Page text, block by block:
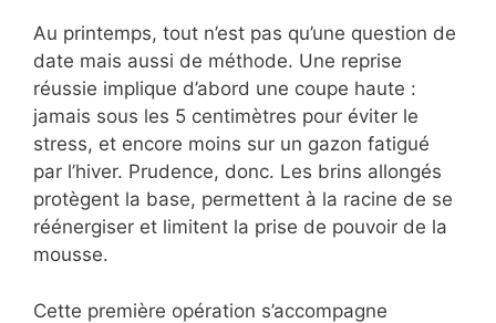
Au printemps, tout n’est pas qu’une question de
date mais aussi de méthode. Une reprise
réussie implique d’abord une coupe haute :
jamais sous les 5 centimètres pour éviter le
stress, et encore moins sur un gazon fatigué
par l’hiver. Prudence, donc. Les brins allongés
protègent la base, permettent à la racine de se
réénergiser et limitent la prise de pouvoir de la
mousse.
Cette première opération s’accompagne